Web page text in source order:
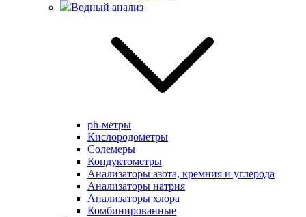
Водный анализ
ph-метры
Кислородометры
Солемеры
Кондуктометры
Анализаторы азота, кремния и углерода
Анализаторы натрия
Анализаторы хлора
Комбинированные